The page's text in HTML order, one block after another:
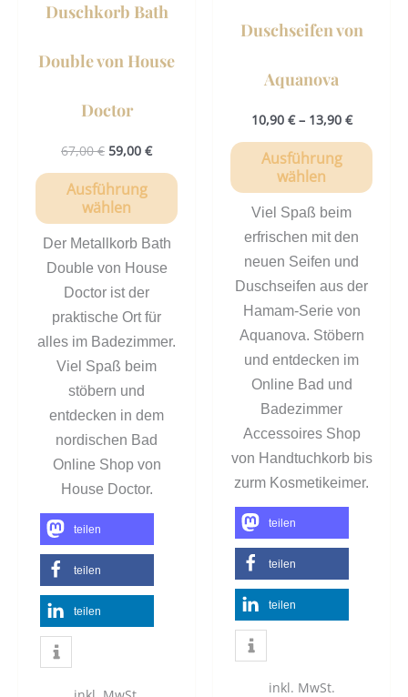
Duschkorb Bath
Double von House
Doctor
67,00€ 59,00 €
Ausführung
wählen
Der Metallkorb Bath
Double von House
Doctor ist der
praktische Ort für
alles im Badezimmer.
Viel Spaß beim
stöbern und
entdecken in dem
nordischen Bad
Online Shop von
House Doctor.
teilen
teilen
teilen
Duschseifen von
Aquanova
10,90 €– 13,90 €
Ausführung
wählen
Viel Spaß beim
erfrischen mit den
neuen Seifen und
Duschseifen aus der
Hamam-Serie von
Aquanova. Stöbern
und entdecken im
Online Bad und
Badezimmer
Accessoires Shop
von Handtuchkorb bis
zurm Kosmetikeimer.
teilen
teilen
teilen
inkl. MwSt.